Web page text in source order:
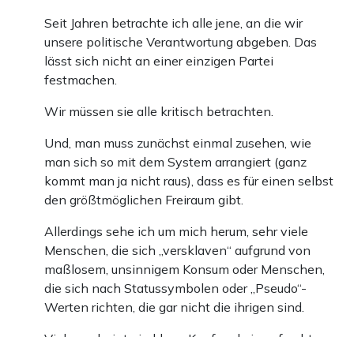
Seit Jahren betrachte ich alle jene, an die wir
unsere politische Verantwortung abgeben. Das
lässt sich nicht an einer einzigen Partei
festmachen.
Wir müssen sie alle kritisch betrachten.
Und, man muss zunächst einmal zusehen, wie
man sich so mit dem System arrangiert (ganz
kommt man ja nicht raus), dass es für einen selbst
den größtmöglichen Freiraum gibt.
Allerdings sehe ich um mich herum, sehr viele
Menschen, die sich „versklaven“ aufgrund von
maßlosem, unsinnigem Konsum oder Menschen,
die sich nach Statussymbolen oder „Pseudo“-
Werten richten, die gar nicht die ihrigen sind.